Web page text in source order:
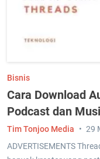
Bisnis
Cara Download
Podcast dan
ADVERTISEMENTS
Tim Tonjoo Media 29